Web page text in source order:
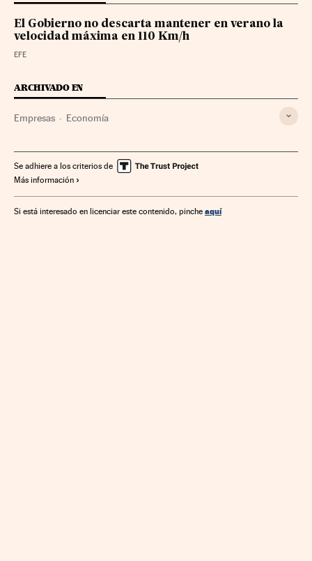
El Gobierno no descarta mantener en verano la
velocidad máxima en 110 Km/h
EFE
ARCHIVADO EN
Empresas Economía
Se adhiere a los criterios de
Más información
Si está interesado en licenciar este contenido, pinche aquí